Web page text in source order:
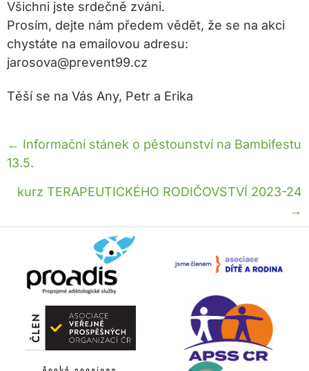
Všichni jste srdečně zváni.
Prosím, dejte nám předem vědět, že se na akci
chystáte na emailovou adresu:
jarosova@prevent99.cz
Těší se na Vás Any, Petr a Erika
Posts
← Informační stánek o pěstounství na Bambifestu
13.5.
kurz TERAPEUTICKÉHO RODIČOVSTVÍ 2023-24
→